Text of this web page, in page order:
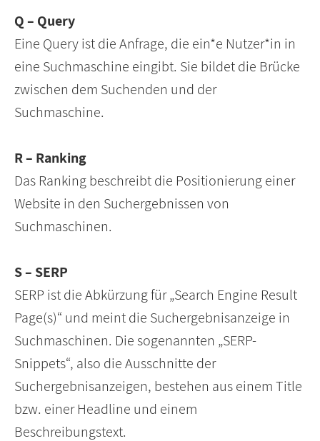
Q – Query
Eine Query ist die Anfrage, die ein*e Nutzer*in in
eine Suchmaschine eingibt. Sie bildet die Brücke
zwischen dem Suchenden und der
Suchmaschine.
R – Ranking
Das Ranking beschreibt die Positionierung einer
Website in den Suchergebnissen von
Suchmaschinen.
S – SERP
SERP ist die Abkürzung für „Search Engine Result
Page(s)“ und meint die Suchergebnisanzeige in
Suchmaschinen. Die sogenannten „SERP-
Snippets“, also die Ausschnitte der
Suchergebnisanzeigen, bestehen aus einem Title
bzw. einer Headline und einem
Beschreibungstext.